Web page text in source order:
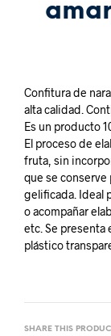
Confitura de
alta calidad.
Es un producto
El proceso de
fruta, sin
que se conserve
gelificada. Ideal
o acompañar
etc. Se presenta
plástico
SHARE THIS